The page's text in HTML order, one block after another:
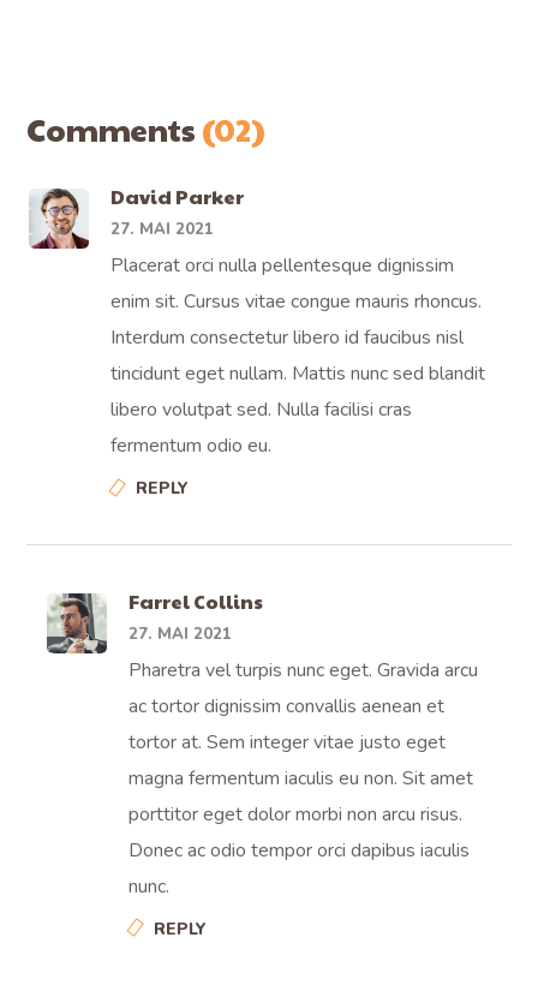
Comments(02)
David Parker
27. MAI 2021
Placerat orci nulla pellentesque dignissim
enim sit. Cursus vitae congue mauris rhoncus.
Interdum consectetur libero id faucibus nisl
tincidunt eget nullam. Mattis nunc sed blandit
libero volutpat sed. Nulla facilisi cras
fermentum odio eu.
REPLY
Farrel Collins
27. MAI 2021
Pharetra vel turpis nunc eget. Gravida arcu
ac tortor dignissim convallis aenean et
tortor at. Sem integer vitae justo eget
magna fermentum iaculis eu non. Sit amet
porttitor eget dolor morbi non arcu risus.
Donec ac odio tempor orci dapibus iaculis
nunc.
REPLY